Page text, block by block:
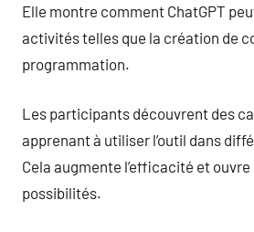
Elle montre comment ChatGPT
activités telles que la création de
programmation.
Les participants découvrent des
apprenant à utiliser l’outil dans
Cela augmente l’efficacité et
possibilités.